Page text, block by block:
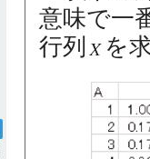
意味で一
行列
を